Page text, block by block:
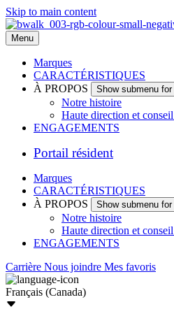
Skip to main content
Menu
Marques
CARACTÉRISTIQUES
À PROPOS
Show submenu
Notre histoire
Haute direction et
ENGAGEMENTS
Portail résident
Marques
CARACTÉRISTIQUES
À PROPOS
Show submenu
Notre histoire
Haute direction et
ENGAGEMENTS
Carrière Nous joindre Mes favoris
Français (Canada)